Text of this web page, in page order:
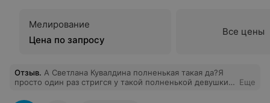
Мелирование
Цена по запросу
Все цены
Отзыв. А Светлана Кувалдина полненькая такая да?Я
просто один раз стригся у такой полненькой девушки
Еще